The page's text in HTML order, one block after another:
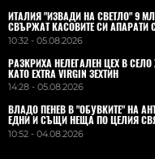
ИТАЛИЯ "ИЗВАДИ НА СВЕТЛО" 9
СВЪРЖАТ КАСОВИТЕ СИ АПАРАТИ
10:32 - 05.08.2026
РАЗКРИХА НЕЛЕГАЛЕН ЦЕХ В
КАТО EXTRA VIRGIN ЗЕХТИН
14:28 - 05.08.2026
ВЛАДO ПЕНЕВ В "ОБУВКИТЕ" НА
ЕДНИ И СЪЩИ НЕЩА ПО ЦЕЛИЯ
10:52 - 04.08.2026